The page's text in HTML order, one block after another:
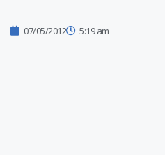
07/05/2012 5:19 am